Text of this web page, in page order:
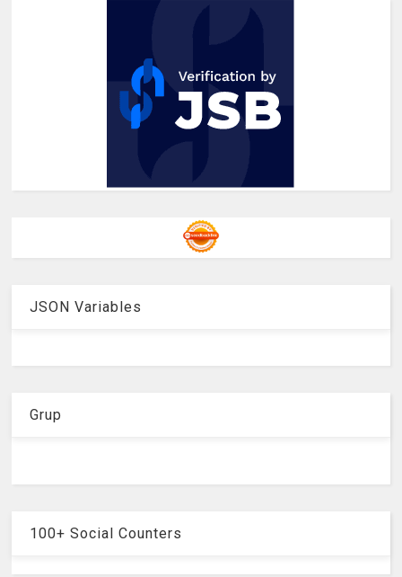
JSON Variables
Grup
100+ Social Counters